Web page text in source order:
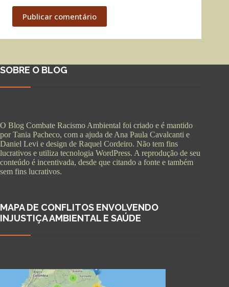
Publicar comentário
SOBRE O BLOG
O Blog Combate Racismo Ambiental foi criado e é mantido
por Tania Pacheco, com a ajuda de Ana Paula Cavalcanti e
Daniel Levi e design de Raquel Cordeiro. Não tem fins
lucrativos e utiliza tecnologia WordPress. A reprodução de seu
conteúdo é incentivada, desde que citando a fonte e também
sem fins lucrativos.
MAPA DE CONFLITOS ENVOLVENDO
INJUSTIÇA AMBIENTAL E SAÚDE